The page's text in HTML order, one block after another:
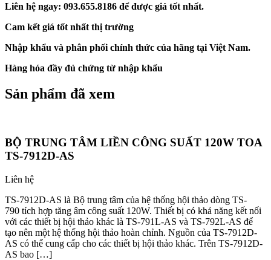
Liên hệ ngay: 093.655.8186 để được giá tốt nhất.
Cam kết giá tốt nhất thị trường
Nhập khẩu và phân phối chính thức của hãng tại Việt Nam.
Hàng hóa đầy đủ chứng từ nhập khẩu
Sản phẩm đã xem
BỘ TRUNG TÂM LIỀN CÔNG SUẤT 120W TOA
TS-7912D-AS
Liên hệ
TS-7912D-AS là Bộ trung tâm của hệ thống hội thảo dòng TS-
790 tích hợp tăng âm công suất 120W. Thiết bị có khả năng kết nối
với các thiết bị hội thảo khác là TS-791L-AS và TS-792L-AS để
tạo nên một hệ thống hội thảo hoàn chỉnh. Nguồn của TS-7912D-
AS có thể cung cấp cho các thiết bị hội thảo khác. Trên TS-7912D-
AS bao […]